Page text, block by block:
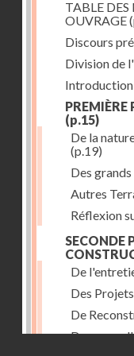
TABLE
OUVRAGE
Discours
Division de
(p.15)
De la
(p.19)
Des
Autres
Réflexion
SECONDE
De
Des
De
Des